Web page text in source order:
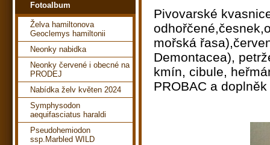
Pivovarské
mořská
Demontacea),
kmín, cibule,
PROBAC a
Fotoalbum
Želva hamiltonova
Geoclemys hamiltonii
Neonky nabidka
Neonky červené i obecné na
PRODEJ
Nabídka želv květen 2024
Symphysodon
aequifasciatus haraldi
Pseudohemiodon
ssp.Marbled WILD